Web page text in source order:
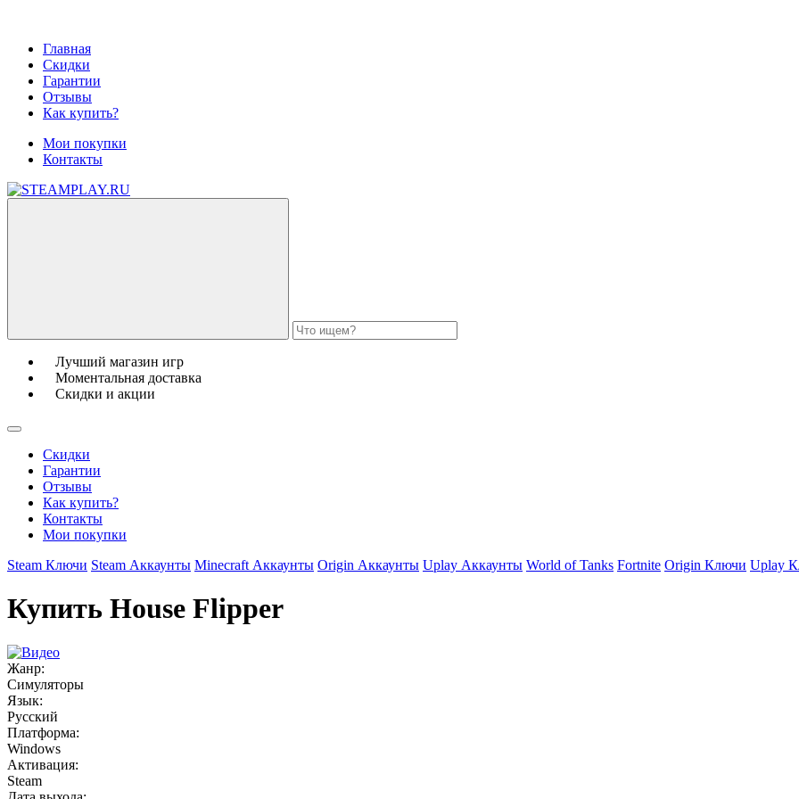
Главная
Скидки
Гарантии
Отзывы
Как купить?
Мои покупки
Контакты
Лучший магазин игр
Моментальная доставка
Скидки и акции
Скидки
Гарантии
Отзывы
Как купить?
Контакты
Мои покупки
Steam Ключи Steam Аккаунты Minecraft Аккаунты Origin Аккаунты Uplay Аккаунты World of Tanks Fortnite Origin Ключи Uplay
Купить House Flipper
Жанр:
Симуляторы
Язык:
Русский
Платформа:
Windows
Активация:
Steam